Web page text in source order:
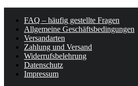
FAQ – häufig gestellte Fragen
Allgemeine Geschäftsbedingungen
Versandarten
Zahlung und Versand
Widerrufsbelehrung
Datenschutz
Impressum